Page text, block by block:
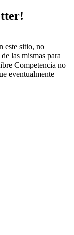
este sitio, no
las mismas para
Competencia no
eventualmente